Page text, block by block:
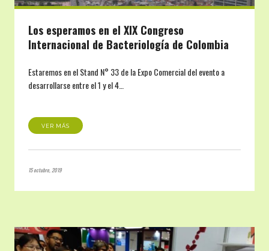
Los esperamos en el XIX Congreso
Internacional de Bacteriología de Colombia
Estaremos en el Stand N° 33 de la Expo Comercial del evento a
desarrollarse entre el 1 y el 4…
VER MÁS
15 octubre, 2019